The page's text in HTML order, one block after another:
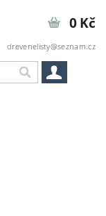
drevenelisty@seznam.cz
0 Kč